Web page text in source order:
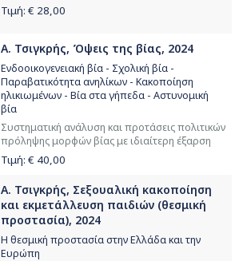
Τιμή: € 28,00
Α. Τσιγκρής, Όψεις της βίας, 2024
Ενδοοικογενειακή βία - Σχολική βία -
Παραβατικότητα ανηλίκων - Κακοποίηση
ηλικιωμένων - Βία στα γήπεδα - Αστυνομική
βία
Συστηματική ανάλυση και προτάσεις πολιτικών
πρόληψης μορφών βίας με ιδιαίτερη έξαρση
Τιμή: € 40,00
Α. Τσιγκρής, Σεξουαλική κακοποίηση
και εκμετάλλευση παιδιών (θεσμική
προστασία), 2024
Η θεσμική προστασία στην Ελλάδα και την
Ευρώπη